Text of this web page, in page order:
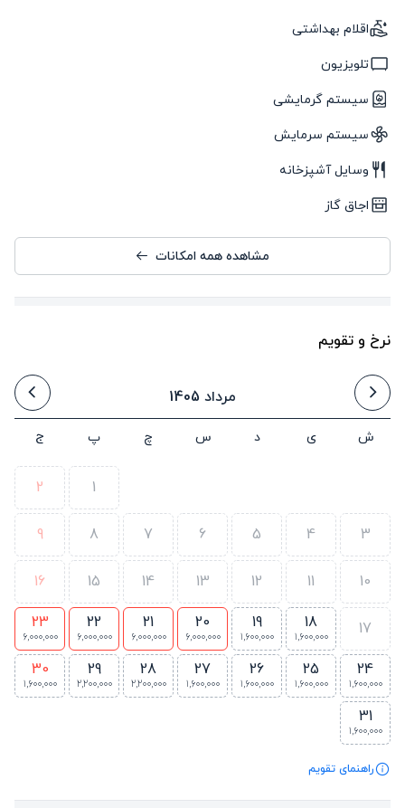
اقلام بهداشتی
تلویزیون
سیستم گرمایشی
سیستم سرمایش
وسایل آشپزخانه
اجاق گاز
مشاهده همه امکانات
نرخ و تقویم
مرداد 1405
ش ی د س چ پ ج
1
2
3
4
5
6
7
8
9
10
11
12
13
14
15
16
17
18
1,600,000
19
1,600,000
20
6,000,000
21
6,000,000
22
6,000,000
23
6,000,000
24
1,600,000
25
1,600,000
26
1,600,000
27
1,600,000
28
2,200,000
29
2,200,000
30
1,600,000
31
1,600,000
راهنمای تقویم